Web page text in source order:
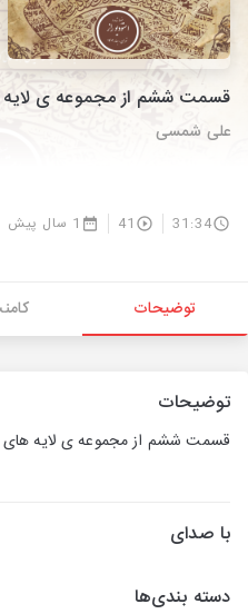
قسمت ششم از مجموعه ی لایه
علی شمسی
31:34
41 1 سال پیش
توضیحات
توضیحات
قسمت ششم از مجموعه ی لایه های
با صدای
دسته بندی‌ها